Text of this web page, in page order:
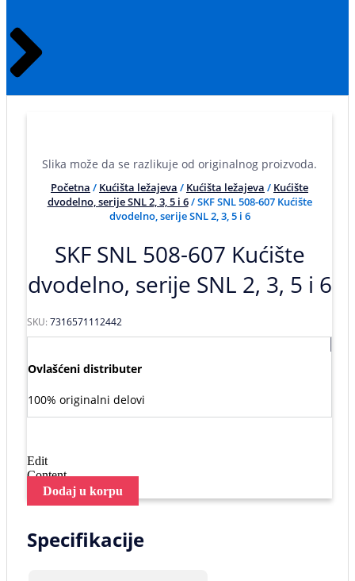
Slika može da se razlikuje od originalnog proizvoda.
Početna / Kućišta ležajeva / Kućišta ležajeva / Kućište
dvodelno, serije SNL 2, 3, 5 i 6/ SKF SNL 508-607 Kućište
dvodelno, serije SNL 2, 3, 5 i 6
SKF SNL 508-607 Kućište
dvodelno, serije SNL 2, 3, 5 i 6
SKU:7316571112442
Ovlašćeni distributer
100% originalni delovi
Edit
Content
Dodaj u korpu
Specifikacije